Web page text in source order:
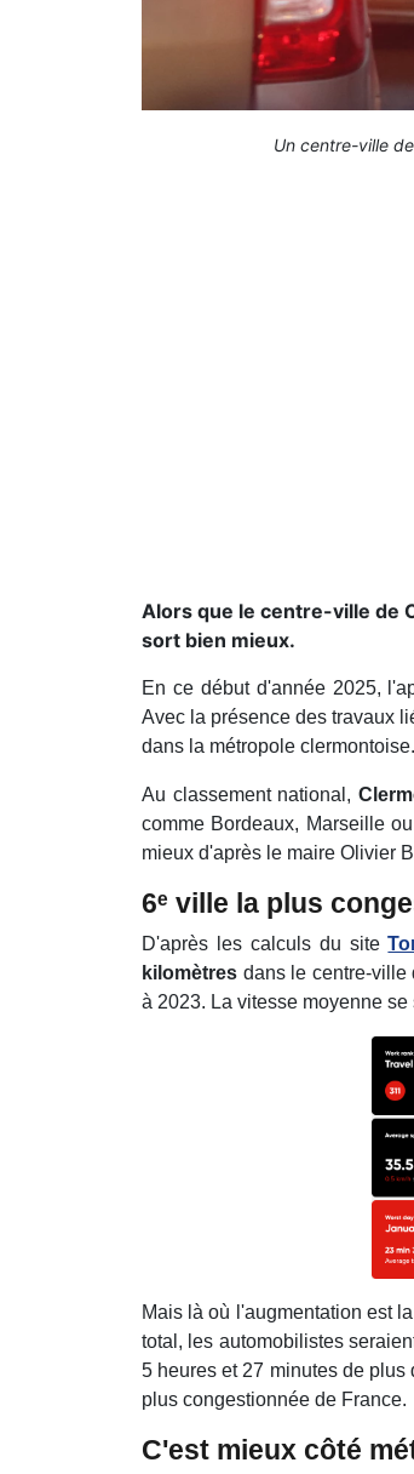
Un centre-ville
Alors que le centre-ville de
sort bien mieux.
En ce début d'année 2025,
Avec la présence des travaux
dans la métropole clermontoise.
Au classement national,
comme Bordeaux, Marseille
mieux d'après le maire Olivier
6ᵉ ville la plus
D'après les calculs du site
kilomètres dans le centre-ville
à 2023. La vitesse moyenne
Mais là où l'augmentation est
total, les automobilistes
5 heures et 27 minutes de
plus congestionnée de France.
C'est mieux côté